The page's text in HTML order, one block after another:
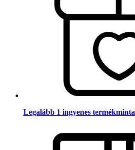
Legalább 1 ingyenes termékminta